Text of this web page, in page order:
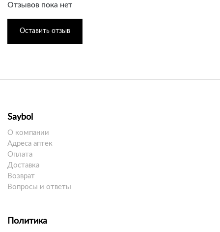
Отзывов пока нет
Оставить отзыв
Saybol
О компании
Адреса аптек
Оплата
Доставка
Возврат
Вопросы и ответы
Политика